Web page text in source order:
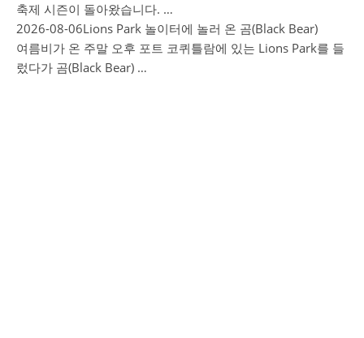
축제 시즌이 돌아왔습니다. …
2026-08-06Lions Park 놀이터에 놀러 온 곰(Black Bear)
여름비가 온 주말 오후 포트 코퀴틀람에 있는 Lions Park를 들
렀다가 곰(Black Bear) …